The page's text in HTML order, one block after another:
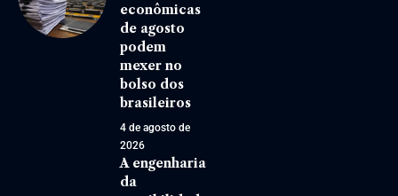
econômicas
de agosto
podem
mexer no
bolso dos
brasileiros
4 de agosto de
2026
A engenharia
da